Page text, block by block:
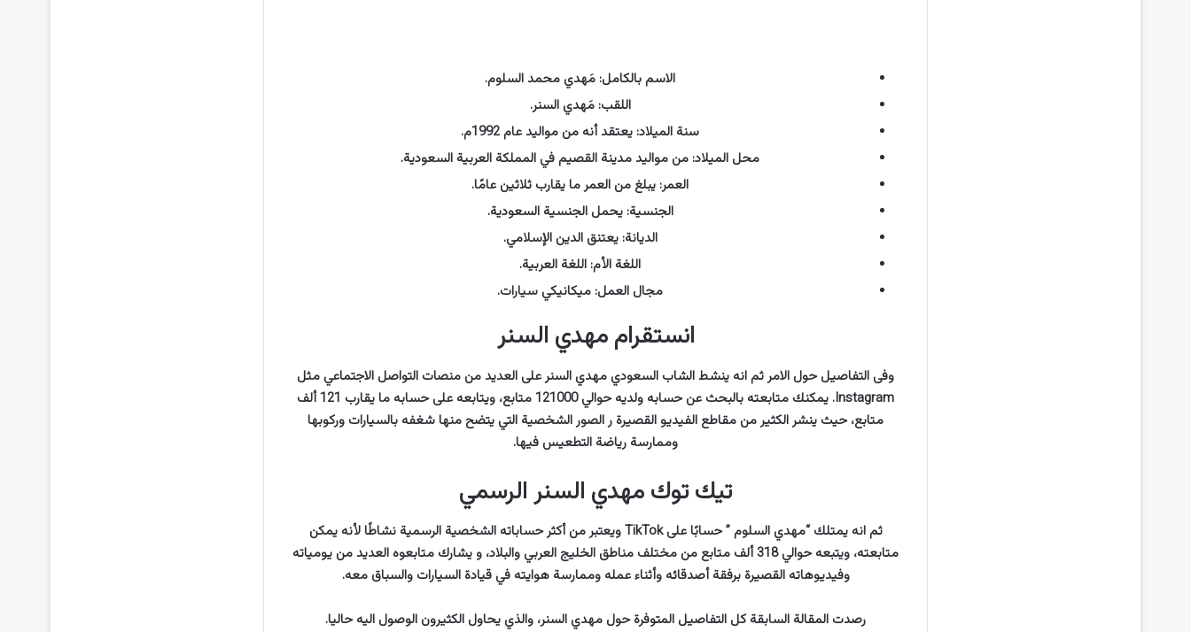
الاسم بالكامل: مَهدي محمد السلوم.
اللقب: مَهدي السنر.
سنة الميلاد: يعتقد أنه من مواليد عام 1992م.
محل الميلاد: من مواليد مدينة القصيم في المملكة العربية السعودية.
العمر: يبلغ من العمر ما يقارب ثلاثين عامًا.
الجنسية: يحمل الجنسية السعودية.
الديانة: يعتنق الدين الإسلامي.
اللغة الأم: اللغة العربية.
مجال العمل: ميكانيكي سيارات.
انستقرام مهدي السنر
وفى التفاصيل حول الامر ثم انه ينشط الشاب السعودي مهدي السنر على العديد من منصات التواصل الاجتماعي مثل
Instagram. يمكنك متابعته بالبحث عن حسابه ولديه حوالي 121000 متابع، ويتابعه على حسابه ما يقارب 121 ألف
متابع، حيث ينشر الكثير من مقاطع الفيديو القصيرة ر الصور الشخصية التي يتضح منها شغفه بالسيارات وركوبها
وممارسة رياضة التطعيس فيها.
تيك توك مهدي السنر الرسمي
ثم انه يمتلك “مهدي السلوم ” حسابًا على TikTok ويعتبر من أكثر حساباته الشخصية الرسمية نشاطًا لأنه يمكن
متابعته، ويتبعه حوالي 318 ألف متابع من مختلف مناطق الخليج العربي والبلاد، و يشارك متابعوه العديد من يومياته
وفيديوهاته القصيرة برفقة أصدقائه وأثناء عمله وممارسة هوايته في قيادة السيارات والسباق معه.
رصدت المقالة السابقة كل التفاصيل المتوفرة حول مهدي السنر، والذي يحاول الكثيرون الوصول اليه حاليا.